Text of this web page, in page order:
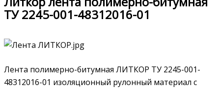
ТУ 2245-001-48312016-01
Лента полимерно-битумная ЛИТКОР ТУ 2245-001-
48312016-01 изоляционный рулонный материал с